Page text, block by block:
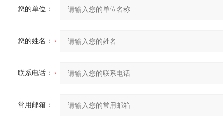
您的单位：
您的姓名：
联系电话：
常用邮箱：